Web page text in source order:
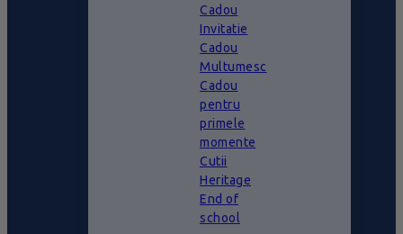
Cadou
Invitatie
Cadou
Multumesc
Cadou
pentru
primele
momente
Cutii
Heritage
End of
school